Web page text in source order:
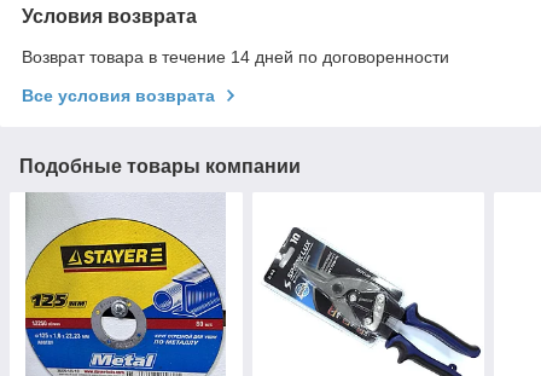
Условия возврата
Возврат товара в течение 14 дней по договоренности
Все условия возврата
Подобные товары компании